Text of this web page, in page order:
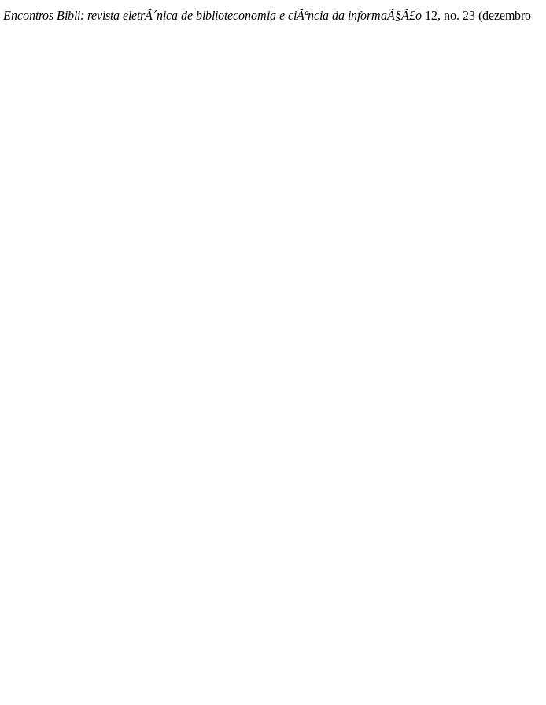
Encontros Bibli: revista eletrÃ´nica de biblioteconomia e ciÃªncia da informaÃ§Ã£o 12, no. 23 (dezembro